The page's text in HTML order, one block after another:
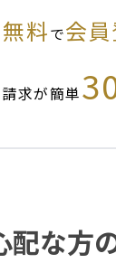
無料で会
求が簡単
配な方